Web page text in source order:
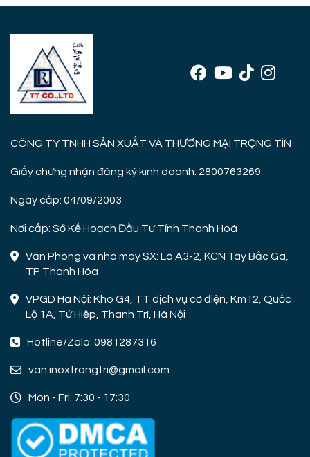
CÔNG TY TNHH SẢN XUẤT VÀ THƯƠNG MẠI TRỌNG TÍN
Giấy chứng nhận đăng ký kinh doanh: 2800763269
Ngày cấp: 04/09/2003
Nơi cấp: Sở Kế Hoạch Đầu Tư Tỉnh Thanh Hoá
Văn Phòng và nhà máy SX: Lô A3-2, KCN Tây Bắc Ga,
TP Thanh Hóa
VPGD Hà Nội: Kho G4, TT dịch vụ cơ điện, Km12, Quốc
Lộ 1A, Tứ Hiệp, Thanh Trì, Hà Nội
Hotline/Zalo: 0981287316
van.inoxtrangtri@gmail.com
Mon - Fri: 7:30 - 17:30